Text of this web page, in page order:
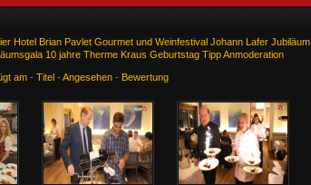
Hotel Brian Pavlet Gourmet und Weinfestival Johann Lafer Jubiläum
10 jahre Therme Kraus Geburtstag Tipp Anmoderation
am - Titel - Angesehen - Bewertung